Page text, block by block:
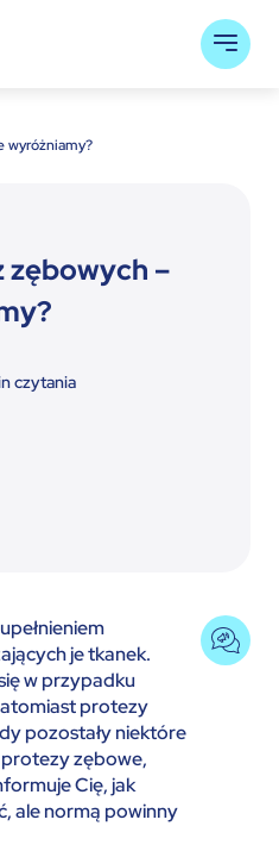
wyróżniamy?
zębowych –
czytania
je tkanek.
w przypadku
protezy
pozostały niektóre
zębowe,
Cię, jak
ale normą powinny